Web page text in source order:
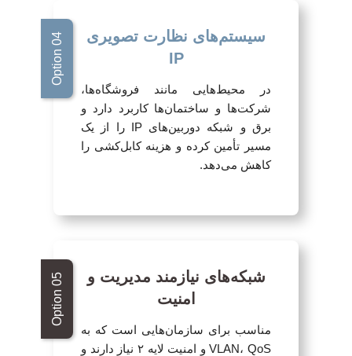
سیستم‌های نظارت تصویری
IP
در محیط‌هایی مانند فروشگاه‌ها،
شرکت‌ها و ساختمان‌ها کاربرد دارد و
برق و شبکه دوربین‌های IP را از یک
مسیر تأمین کرده و هزینه کابل‌کشی را
کاهش می‌دهد.
شبکه‌های نیازمند مدیریت و
امنیت
مناسب برای سازمان‌هایی است که به
VLAN، QoS و امنیت لایه ۲ نیاز دارند و